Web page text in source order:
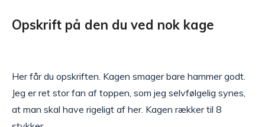
Opskrift på den du ved nok kage
Her får du opskriften. Kagen smager bare hammer godt.
Jeg er ret stor fan af toppen, som jeg selvfølgelig synes,
at man skal have rigeligt af her. Kagen rækker til 8